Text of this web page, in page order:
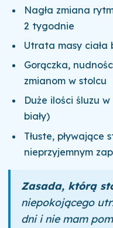
Nagła zmiana
2 tygodnie
Utrata masy ciała
Gorączka,
zmianom w stolcu
Duże ilości śluzu
biały)
Tłuste, pływające
nieprzyjemnym
Zasada, którą
niepokojącego
dni i nie mam